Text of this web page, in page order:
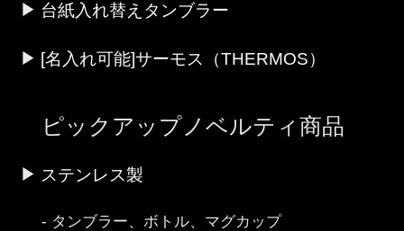
台紙入れ替えタンブラー
[名入れ可能]サーモス（THERMOS）
ピックアップノベルティ商品
ステンレス製
タンブラー、ボトル、マグカップ